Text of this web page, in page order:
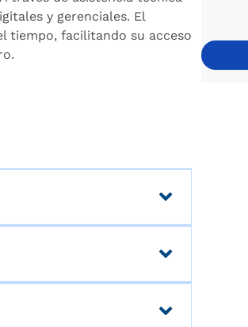
y gerenciales. El
tiempo, facilitando su acceso